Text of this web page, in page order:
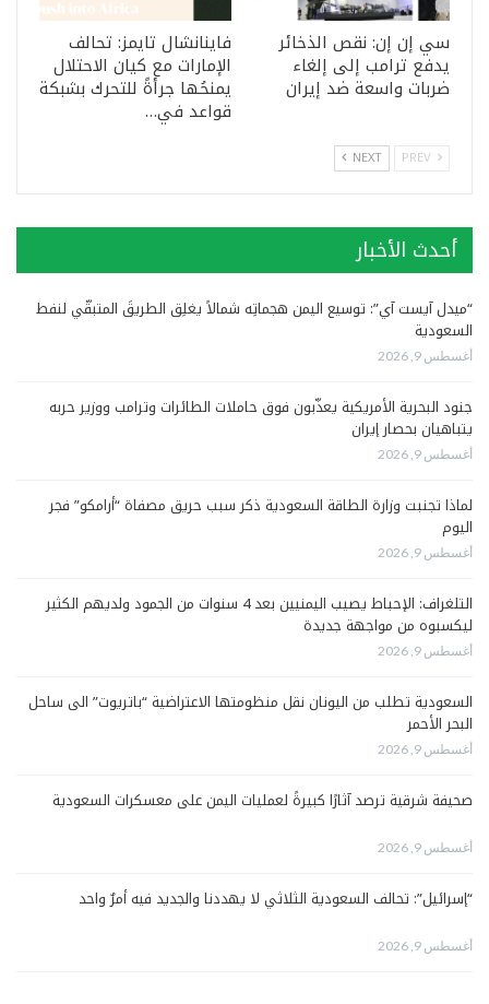
سي إن إن: نقص الذخائر
يدفع ترامب إلى إلغاء
ضربات واسعة ضد إيران
فاينانشال تايمز: تحالف
الإمارات مع كيان الاحتلال
يمنحُها جرأةً للتحرك بشبكة
قواعد في…
NEXT
أحدث الأخبار
“ميدل آيست آي”: توسيع اليمن هجماتِه شمالاً يغلِق الطريقَ المتبقّي لنفط
السعودية
أغسطس 9, 2026
جنود البحرية الأمريكية يعذّبون فوق حاملات الطائرات وترامب ووزير حربه
يتباهيان بحصار إيران
أغسطس 9, 2026
لماذا تجنبت وزارة الطاقة السعودية ذكر سبب حريق مصفاة “أرامكو” فجر
اليوم
أغسطس 9, 2026
التلغراف: الإحباط يصيب اليمنيين بعد 4 سنوات من الجمود ولديهم الكثير
ليكسبوه من مواجهة جديدة
أغسطس 9, 2026
السعودية تطلب من اليونان نقل منظومتها الاعتراضية “باتريوت” الى ساحل
البحر الأحمر
أغسطس 9, 2026
صحيفة شرقية ترصد آثارًا كبيرةً لعمليات اليمن على معسكرات السعودية
أغسطس 9, 2026
“إسرائيل”: تحالف السعودية الثلاثي لا يهددنا والجديد فيه أمرٌ واحد
أغسطس 9, 2026